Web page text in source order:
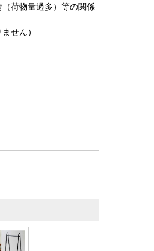
荷物量過多）等の関係
せん）